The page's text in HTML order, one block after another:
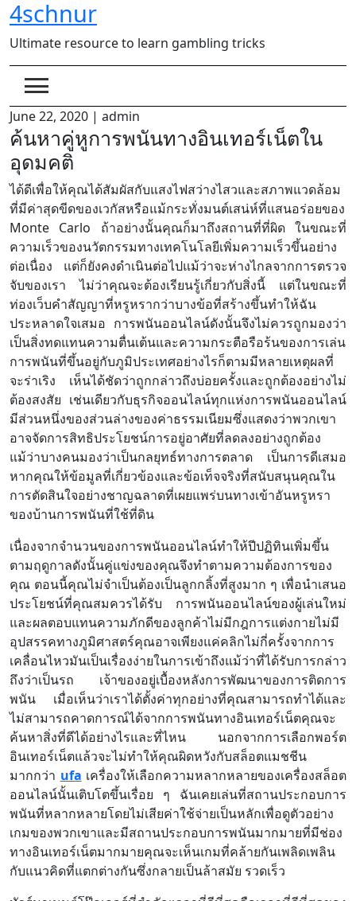
Skip
to
content
4schnur
Ultimate resource to learn gambling tricks
June 22, 2020 | admin
ค้นหาคู่หูการพนันทางอินเทอร์เน็ตใน
อุดมคติ
ได้ดีเพื่อให้คุณได้สัมผัสกับแสงไฟสว่างไสวและสภาพแวดล้อม
ที่มีค่าสุดขีดของเวกัสหรือแม้กระทั่งมนต์เสน่ห์ที่แสนอร่อยของ
Monte Carlo ถ้าอย่างนั้นคุณก็มาถึงสถานที่ที่ผิด ในขณะที่
ความเร็วของนวัตกรรมทางเทคโนโลยีเพิ่มความเร็วขึ้นอย่าง
ต่อเนื่อง แต่ก็ยังคงดำเนินต่อไปแม้ว่าจะห่างไกลจากการตรวจ
จับของเรา ไม่ว่าคุณจะต้องเรียนรู้เกี่ยวกับสิ่งนี้ แต่ในขณะที่
ท่องเว็บคำสัญญาที่หรูหรากว่าบางข้อที่สร้างขึ้นทำให้ฉัน
ประหลาดใจเสมอ การพนันออนไลน์ดังนั้นจึงไม่ควรถูกมองว่า
เป็นสิ่งทดแทนความตื่นเต้นและความกระตือรือร้นของการเล่น
การพนันที่ขึ้นอยู่กับภูมิประเทศอย่างไรก็ตามมีหลายเหตุผลที่
จะร่าเริง เห็นได้ชัดว่าถูกกล่าวถึงบ่อยครั้งและถูกต้องอย่างไม่
ต้องสงสัย เช่นเดียวกับธุรกิจออนไลน์ทุกแห่งการพนันออนไลน์
มีส่วนหนึ่งของส่วนล่างของค่าธรรมเนียมซึ่งแสดงว่าพวกเขา
อาจจัดการสิทธิประโยชน์การอยู่อาศัยที่ลดลงอย่างถูกต้อง
แม้ว่าบางคนมองว่าเป็นกลยุทธ์ทางการตลาด เป็นการดีเสมอ
หากคุณให้ข้อมูลที่เกี่ยวข้องและข้อเท็จจริงที่สนับสนุนคุณใน
การตัดสินใจอย่างชาญฉลาดที่เผยแพร่บนทางเข้าอันหรูหรา
ของบ้านการพนันที่ใช้ที่ดิน
เนื่องจากจำนวนของการพนันออนไลน์ทำให้ปีปฏิทินเพิ่มขึ้น
ตามฤดูกาลดังนั้นคู่แข่งของคุณจึงทำตามความต้องการของ
คุณ ตอนนี้คุณไม่จำเป็นต้องเป็นลูกกลิ้งที่สูงมาก ๆ เพื่อนำเสนอ
ประโยชน์ที่คุณสมควรได้รับ การพนันออนไลน์ของผู้เล่นใหม่
และผลตอบแทนความภักดีของลูกค้าไม่มีกฎการแต่งกายไม่มี
อุปสรรคทางภูมิศาสตร์คุณอาจเพียงแค่คลิกไม่กี่ครั้งจากการ
เคลื่อนไหวมันเป็นเรื่องง่ายในการเข้าถึงแม้ว่าที่ได้รับการกล่าว
ถึงว่าเป็นรถ เจ้าของอยู่เบื้องหลังการพัฒนาของการติดการ
พนัน เมื่อเห็นว่าเราได้ตั้งค่าทุกอย่างที่คุณสามารถทำได้และ
ไม่สามารถคาดการณ์ได้จากการพนันทางอินเทอร์เน็ตคุณจะ
ค้นหาสิ่งที่ดีได้อย่างไรและที่ไหน นอกจากการเลือกพอร์ต
อินเทอร์เน็ตแล้วจะไม่ทำให้คุณผิดหวังกับสล็อตแมชชีน
มากกว่า ufa เครื่องให้เลือกความหลากหลายของเครื่องสล็อต
ออนไลน์นั้นเติบโตขึ้นเรื่อย ๆ ฉันเคยเล่นที่สถานประกอบการ
พนันที่หลากหลายโดยไม่เสียค่าใช้จ่ายเป็นหลักเพื่อดูตัวอย่าง
เกมของพวกเขาและมีสถานประกอบการพนันมากมายที่มีช่อง
ทางอินเทอร์เน็ตมากมายคุณจะเห็นเกมที่คล้ายกันเพลิดเพลิน
กับแนวคิดที่แตกต่างกันซึ่งกลายเป็นล้าสมัย รวดเร็ว